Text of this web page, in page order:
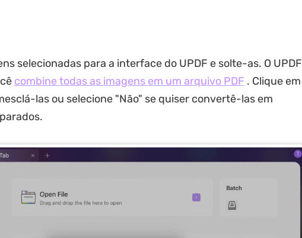
selecionadas para a interface do UPDF e solte-as. O UPDF
combine todas as imagens em um arquivo PDF . Clique em
las ou selecione "Não" se quiser convertê-las em